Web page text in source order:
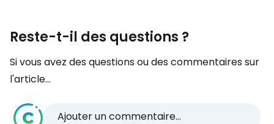
Reste-t-il des questions ?
Si vous avez des questions ou des commentaires sur
l'article...
Ajouter un commentaire...